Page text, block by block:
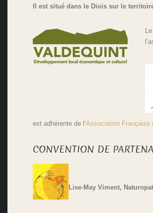
Il est situé dans le Diois sur le
est adhérente de l’Association Française
CONVENTION DE
Lise-May Viment,